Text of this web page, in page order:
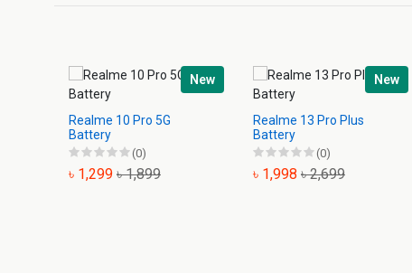
New
Realme 10 Pro 5G
Battery
(0)
৳ 1,299 ৳ 1,899
New
Realme 13 Pro Plus
Battery
(0)
৳ 1,998 ৳ 2,699